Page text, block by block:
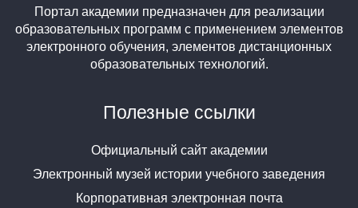
Портал академии предназначен для реализации
образовательных программ с применением элементов
электронного обучения, элементов дистанционных
образовательных технологий.
Полезные ссылки
Официальный сайт академии
Электронный музей истории учебного заведения
Корпоративная электронная почта